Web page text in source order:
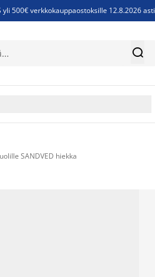
yli 500€ verkkokauppaostoksille 12.8.2026 asti
- Säästä jopa 60% 
SANDVED hiekka